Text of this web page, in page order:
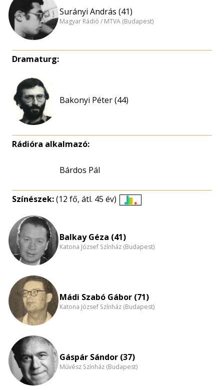
Surányi András (41)
Magyar Rádió / MTVA (Budapest)
Dramaturg:
Bakonyi Péter (44)
Rádióra alkalmazó:
Bárdos Pál
Színészek:(12 fő, átl. 45 év)
Balkay Géza (41)
Katona József Színház (Budapest)
Mádi Szabó Gábor (71)
Katona József Színház (Budapest)
Gáspár Sándor (37)
Művész Színház (Budapest)